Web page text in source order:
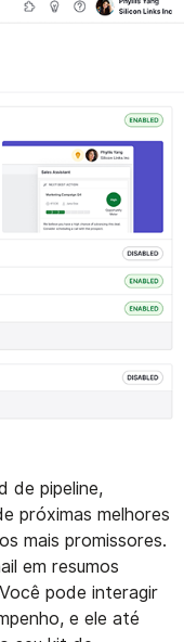
de pipeline,
próximas melhores
mais promissores.
em resumos
pode interagir
e ele até